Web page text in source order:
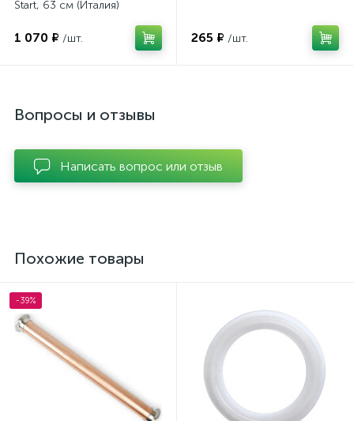
Start, 63 см (Италия)
1 070 ₽ /шт. 265 ₽ /шт.
Вопросы и отзывы
Написать вопрос или отзыв
Похожие товары
-39%